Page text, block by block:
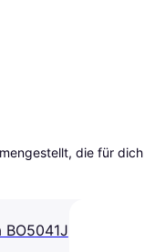
die für dich